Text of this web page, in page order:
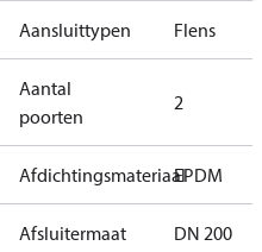
Aansluittypen Flens
Aantal
poorten
2
AfdichtingsmateriaalEPDM
Afsluitermaat DN 200